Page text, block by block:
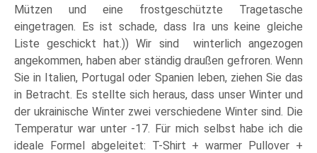
Mützen und eine frostgeschützte Tragetasche
eingetragen. Es ist schade, dass Ira uns keine gleiche
Liste geschickt hat.)) Wir sind winterlich angezogen
angekommen, haben aber ständig draußen gefroren. Wenn
Sie in Italien, Portugal oder Spanien leben, ziehen Sie das
in Betracht. Es stellte sich heraus, dass unser Winter und
der ukrainische Winter zwei verschiedene Winter sind. Die
Temperatur war unter -17. Für mich selbst habe ich die
ideale Formel abgeleitet: T-Shirt + warmer Pullover +